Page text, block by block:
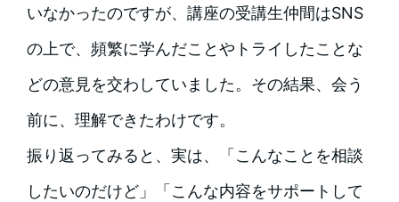
いなかったのですが、講座の受講生仲間はSNS
の上で、頻繁に学んだことやトライしたことな
どの意見を交わしていました。その結果、会う
前に、理解できたわけです。
振り返ってみると、実は、「こんなことを相談
したいのだけど」「こんな内容をサポートして